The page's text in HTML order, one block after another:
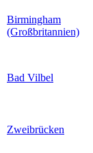
Birmingham
(Großbritannien)
Bad Vilbel
Zweibrücken